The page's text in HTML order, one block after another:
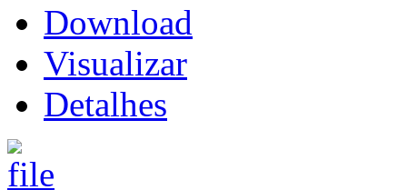
Download
Visualizar
Detalhes